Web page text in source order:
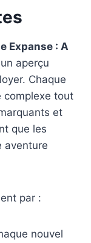
Expanse : A
aperçu
Chaque
complexe tout
et
que les
aventure
par :
nouvel